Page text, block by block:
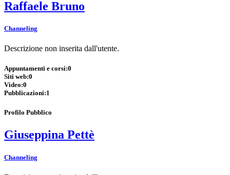
Raffaele Bruno
Channeling
Descrizione non inserita dall'utente.
Appuntamenti e corsi:0
Siti web:0
Video:0
Pubblicazioni:1
Profilo Pubblico
Giuseppina Pettè
Channeling